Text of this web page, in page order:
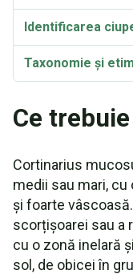
Identificarea
Taxonomie și
Ce
Cortinarius
medii sau mari,
și foarte
scorțișoarei sau a
cu o zonă inelară
sol, de obicei în